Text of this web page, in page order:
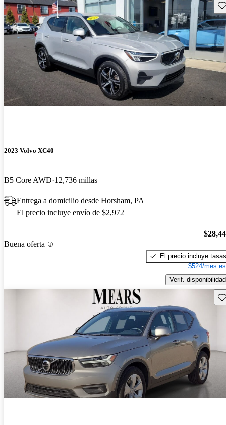
2023 Volvo XC40
B5 Core AWD 12,736 millas
Entrega a domicilio desde Horsham, PA
El precio incluye envío de $2,972
Buena oferta
El precio incluye tasas
$524/mes
Verif. disponibilidad